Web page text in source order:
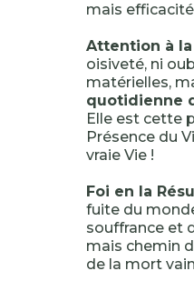
mais
Attention à la
oisiveté, ni
matérielles,
quotidienne
Elle est cette
Présence du
vraie Vie !
Foi en la
fuite du
souffrance et
mais chemin
de la mort